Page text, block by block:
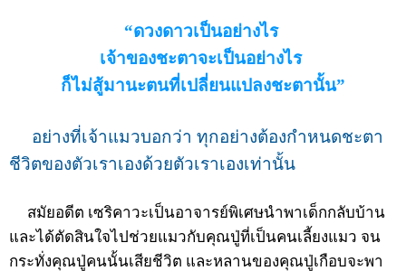
“ดวงดาวเป็นอย่างไร
เจ้าของชะตาจะเป็นอย่างไร
ก็ไม่สู้มานะตนที่เปลี่ยนแปลงชะตานั้น”
อย่างที่เจ้าแมวบอกว่า ทุกอย่างต้องกำหนดชะตา
ชีวิตของตัวเราเองด้วยตัวเราเองเท่านั้น
สมัยอดีต เซริคาวะเป็นอาจารย์พิเศษนำพาเด็กกลับบ้าน
และได้ตัดสินใจไปช่วยแมวกับคุณปู่ที่เป็นคนเลี้ยงแมว จน
กระทั่งคุณปู่คนนั้นเสียชีวิต และหลานของคุณปู่เกือบจะพา